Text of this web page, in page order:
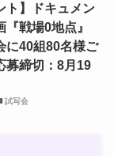
ト】ドキュメン
『戦場0地点』
に40組80名様ご
締切：8月19
試写会